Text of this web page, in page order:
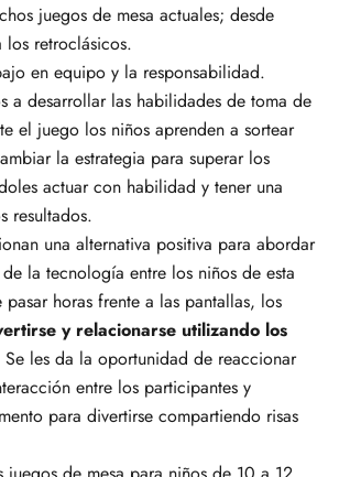
juegos de mesa actuales; desde
los retroclásicos.
en equipo y la responsabilidad.
a desarrollar las habilidades de toma de
el juego los niños aprenden a sortear
la estrategia para superar los
actuar con habilidad y tener una
resultados.
una alternativa positiva para abordar
la tecnología entre los niños de esta
horas frente a las pantallas, los
y relacionarse utilizando los
Se les da la oportunidad de reaccionar
entre los participantes y
para divertirse compartiendo risas